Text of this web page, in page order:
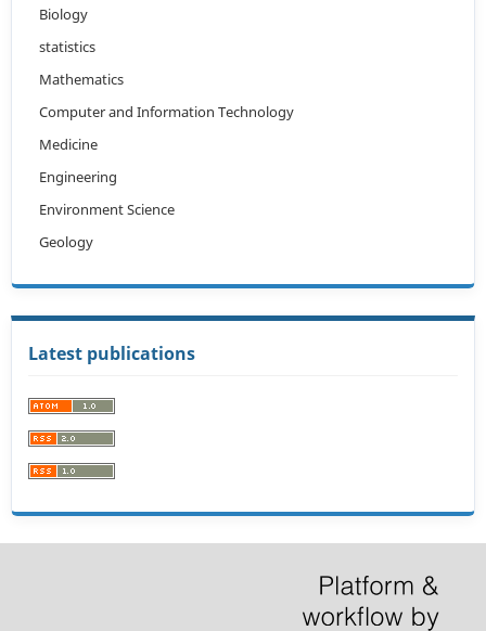
Biology
statistics
Mathematics
Computer and Information Technology
Medicine
Engineering
Environment Science
Geology
Latest publications